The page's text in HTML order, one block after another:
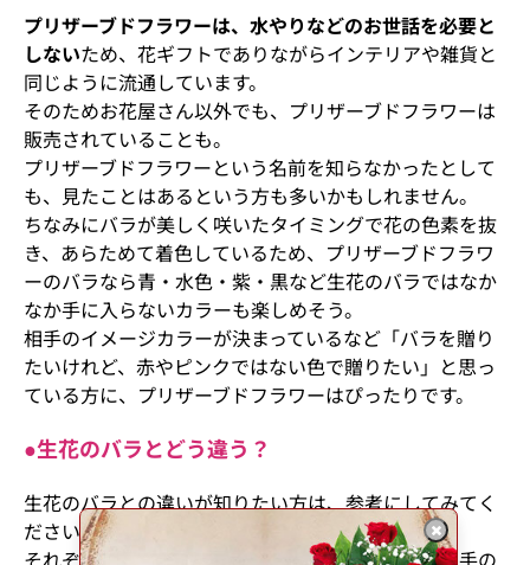
プリザーブドフラワーは、水やりなどのお世話を必要と
しないため、花ギフトでありながらインテリアや雑貨と
同じように流通しています。
そのためお花屋さん以外でも、プリザーブドフラワーは
販売されていることも。
プリザーブドフラワーという名前を知らなかったとして
も、見たことはあるという方も多いかもしれません。
ちなみにバラが美しく咲いたタイミングで花の色素を抜
き、あらためて着色しているため、プリザーブドフラワ
ーのバラなら青・水色・紫・黒など生花のバラではなか
なか手に入らないカラーも楽しめそう。
相手のイメージカラーが決まっているなど「バラを贈り
たいけれど、赤やピンクではない色で贈りたい」と思っ
ている方に、プリザーブドフラワーはぴったりです。
●生花のバラとどう違う？
生花のバラとの違いが知りたい方は、参考にしてみてく
ださい。
それぞれにメリットがあるため、プレゼントする相手の